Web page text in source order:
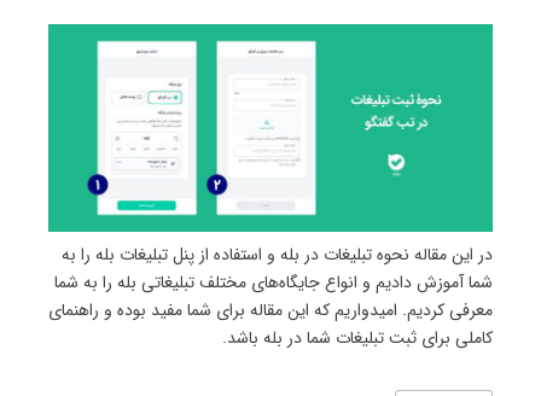
در این مقاله نحوه تبلیغات در بله و استفاده از پنل تبلیغات بله را به
شما آموزش دادیم و انواع جایگاه‌های مختلف تبلیغاتی بله را به شما
معرفی کردیم. امیدواریم که این مقاله برای شما مفید بوده و راهنمای
کاملی برای ثبت تبلیغات شما در بله باشد.